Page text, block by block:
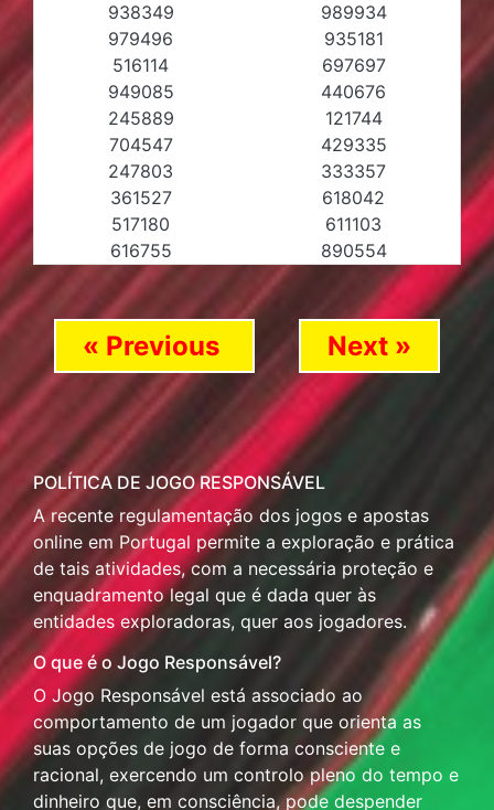
938349
979496
516114
949085
245889
704547
247803
361527
517180
616755
989934
935181
697697
440676
121744
429335
333357
618042
611103
890554
« Previous Next »
POLÍTICA DE JOGO RESPONSÁVEL
A recente regulamentação dos jogos e apostas
online em Portugal permite a exploração e prática
de tais atividades, com a necessária proteção e
enquadramento legal que é dada quer às
entidades exploradoras, quer aos jogadores.
O que é o Jogo Responsável?
O Jogo Responsável está associado ao
comportamento de um jogador que orienta as
suas opções de jogo de forma consciente e
racional, exercendo um controlo pleno do tempo e
dinheiro que, em consciência, pode despender